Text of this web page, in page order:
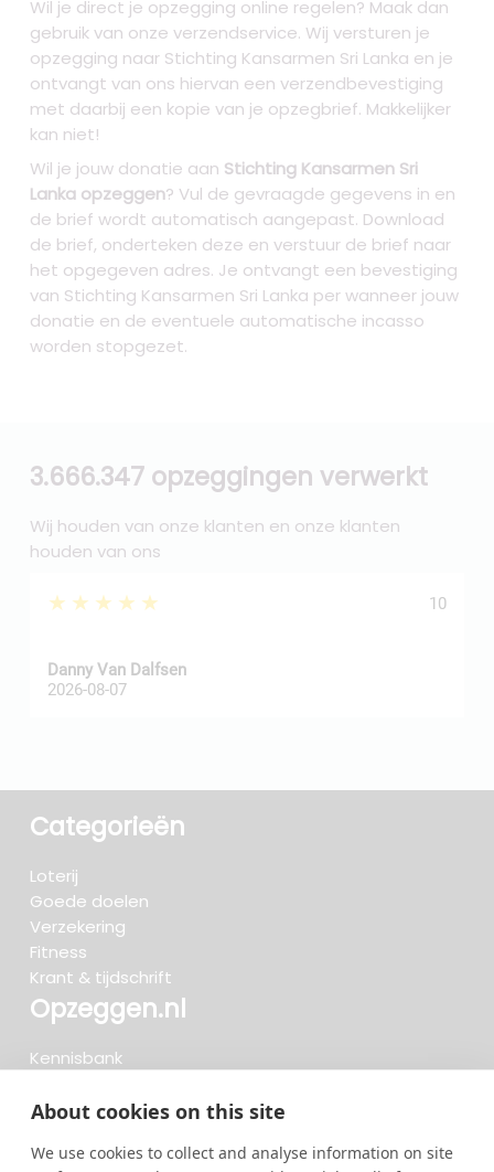
About cookies on this site
We use cookies to collect and analyse information on site
Wil je direct je opzegging online regelen? Maak dan
gebruik van onze verzendservice. Wij versturen je
opzegging naar Stichting Kansarmen Sri Lanka en je
ontvangt van ons hiervan een verzendbevestiging
met daarbij een kopie van je opzegbrief. Makkelijker
kan niet!
Wil je jouw donatie aan Stichting Kansarmen Sri
Lanka opzeggen? Vul de gevraagde gegevens in en
de brief wordt automatisch aangepast. Download
de brief, onderteken deze en verstuur de brief naar
het opgegeven adres. Je ontvangt een bevestiging
van Stichting Kansarmen Sri Lanka per wanneer jouw
donatie en de eventuele automatische incasso
worden stopgezet.
3.666.347 opzeggingen verwerkt
Wij houden van onze klanten en onze klanten
houden van ons
★★★★★ 10
Danny Van Dalfsen
2026-08-07
Categorieën
Loterij
Goede doelen
Verzekering
Fitness
Krant & tijdschrift
Opzeggen.nl
Kennisbank
Beoordelingen